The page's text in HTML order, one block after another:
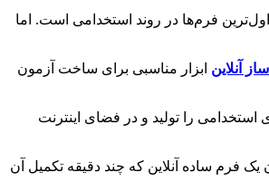
فرم‌ها در روند استخدامی است. اما
آنلاین ابزار مناسبی برای ساخت آزمون
استخدامی را تولید و در فضای اینترنت
فرم ساده آنلاین که چند دقیقه تکمیل آن